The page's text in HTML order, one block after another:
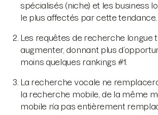
spécialisés (niche) et les business
le plus affectés par cette tendance.
Les requêtes de recherche longue
augmenter, donnant plus
moins quelques rankings #1.
La recherche vocale ne
la recherche mobile, de la même
mobile n’a pas entièrement